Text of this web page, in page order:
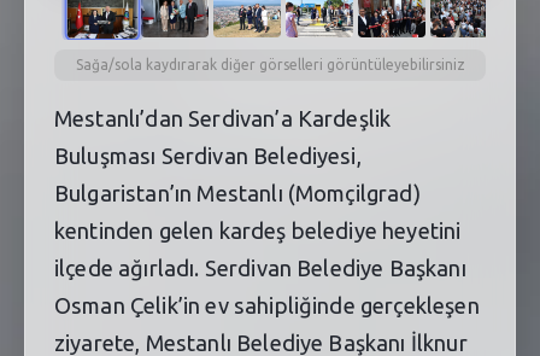
Sağa/sola kaydırarak diğer görselleri görüntüleyebilirsiniz
Mestanlı’dan Serdivan’a Kardeşlik
Buluşması Serdivan Belediyesi,
Bulgaristan’ın Mestanlı (Momçilgrad)
kentinden gelen kardeş belediye heyetini
ilçede ağırladı. Serdivan Belediye Başkanı
Osman Çelik’in ev sahipliğinde gerçekleşen
ziyarete, Mestanlı Belediye Başkanı İlknur
PARKLAR
PAZAR YERLERI
ATIK YÖNETIM
PLANETARYUM